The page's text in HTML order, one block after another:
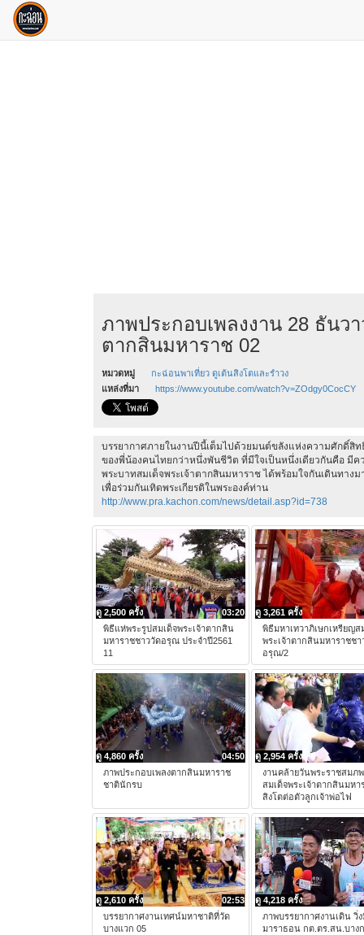
ภาพประกอบเพลงงาน 28 ธันวา
ตากสินมหาราช 02
หมวดหมู่
กะฉ่อนพาเที่ยว ดูเต้นสิงโตและรำวง
แหล่งที่มา
https://www.youtube.com/watch?v=ZOdgy0CocCY
บรรยากาศภายในงานปีนี้เต็มไปด้วยมนต์ขลังแห่งความศักดิ์สิ
ของพี่น้องคนไทยกว่าหนึ่งพันชีวิต ที่มีใจเป็นหนึ่งเดียวกันคือ มีค
พระบาทสมเด็จพระเจ้าตากสินมหาราช ได้พร้อมใจกันเดินทาง
เพื่อร่วมกันเทิดพระเกียรติในพระองค์ท่าน
http://www.pra.kachon.com/news/detail.asp?id=738
03:20
ดู 2,500 ครั้ง
พิธีแห่พระรูปสมเด็จพระเจ้าตากสิน
มหาราชชาววัดอรุณ ประจำปี2561
11
ดู 3,261 ครั้ง
พิธีมหาเทวาภิเษกเหรียญส
พระเจ้าตากสินมหาราชชา
อรุณ/2
04:50
ดู 4,860 ครั้ง
ภาพประกอบเพลงตากสินมหาราช
ชาตินักรบ
ดู 2,954 ครั้ง
งานคล้ายวันพระราชสมภ
สมเด็จพระเจ้าตากสินมหา
สิงโตต่อตัวลูกเจ้าพ่อไฟ
02:53
ดู 2,610 ครั้ง
บรรยากาศงานเทศน์มหาชาติที่วัด
บางแวก 05
ดู 4,218 ครั้ง
ภาพบรรยากาศงานเดิน วิ่
มาราธอน กต.ตร.สน.บาง